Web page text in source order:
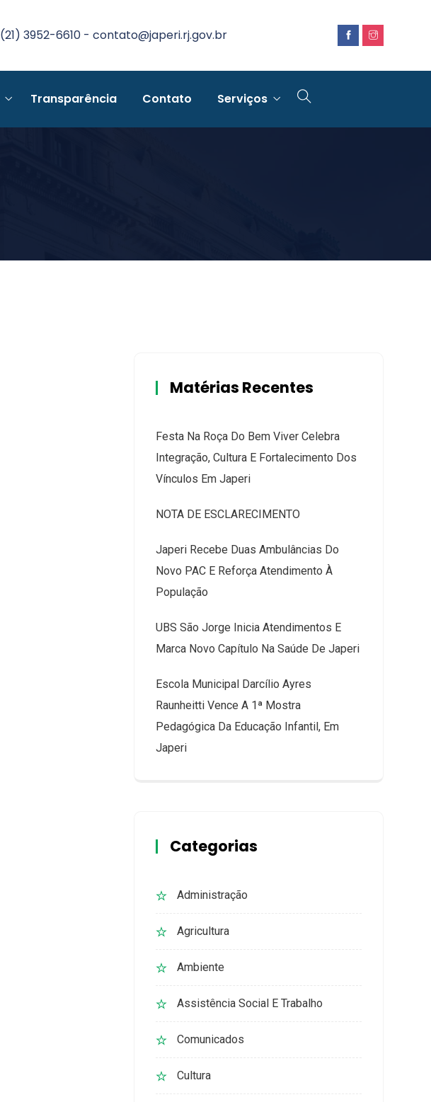
(21) 3952-6610 - contato@japeri.rj.gov.br
Transparência Contato Serviços
Matérias Recentes
Festa Na Roça Do Bem Viver Celebra
Integração, Cultura E Fortalecimento Dos
Vínculos Em Japeri
NOTA DE ESCLARECIMENTO
Japeri Recebe Duas Ambulâncias Do
Novo PAC E Reforça Atendimento À
População
UBS São Jorge Inicia Atendimentos E
Marca Novo Capítulo Na Saúde De Japeri
Escola Municipal Darcílio Ayres
Raunheitti Vence A 1ª Mostra
Pedagógica Da Educação Infantil, Em
Japeri
Categorias
Administração
Agricultura
Ambiente
Assistência Social E Trabalho
Comunicados
Cultura